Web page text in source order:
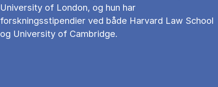
University of London, og hun har
forskningsstipendier ved både Harvard Law School
og University of Cambridge.